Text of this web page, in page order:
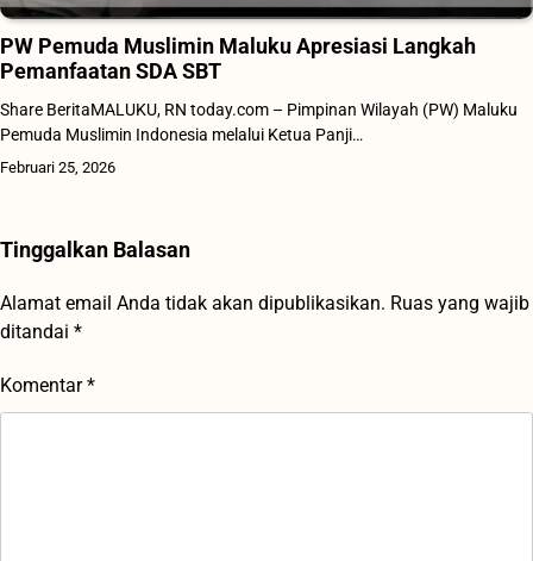
PW Pemuda Muslimin Maluku Apresiasi Langkah
Pemanfaatan SDA SBT
Share BeritaMALUKU, RN today.com – Pimpinan Wilayah (PW) Maluku
Pemuda Muslimin Indonesia melalui Ketua Panji…
Februari 25, 2026
Tinggalkan Balasan
Alamat email Anda tidak akan dipublikasikan. Ruas yang wajib
ditandai *
Komentar*